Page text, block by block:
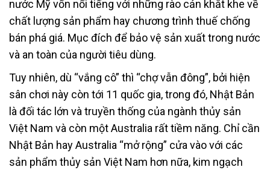
nước Mỹ vốn nổi tiếng với những rào cản khắt khe về
chất lượng sản phẩm hay chương trình thuế chống
bán phá giá. Mục đích để bảo vệ sản xuất trong nước
và an toàn của người tiêu dùng.
Tuy nhiên, dù “vắng cô” thì “chợ vẫn đông”, bởi hiện
sân chơi này còn tới 11 quốc gia, trong đó, Nhật Bản
là đối tác lớn và truyền thống của ngành thủy sản
Việt Nam và còn một Australia rất tiềm năng. Chỉ cần
Nhật Bản hay Australia “mở rộng” cửa vào với các
sản phẩm thủy sản Việt Nam hơn nữa, kim ngạch